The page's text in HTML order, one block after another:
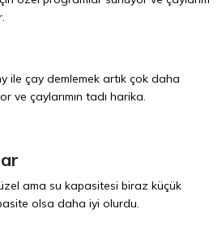
ile çay demlemek artık çok daha
ve çaylarımın tadı harika.
ama su kapasitesi biraz küçük
olsa daha iyi olurdu.